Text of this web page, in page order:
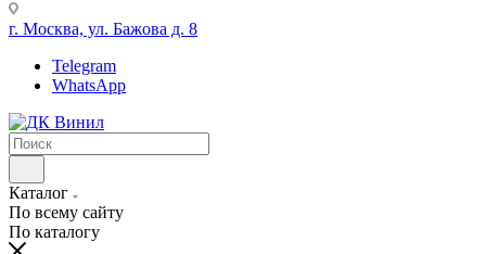
г. Москва, ул. Бажова д. 8
Telegram
WhatsApp
Каталог
По всему сайту
По каталогу